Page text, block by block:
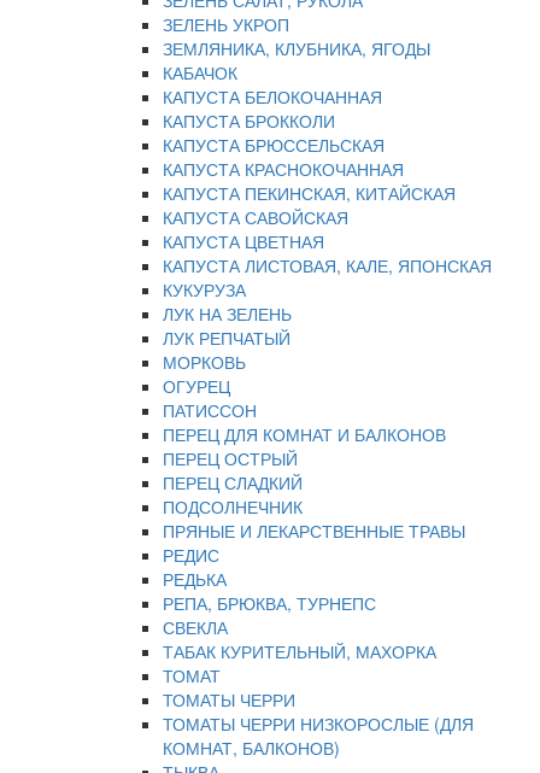
ЗЕЛЕНЬ УКРОП
ЗЕМЛЯНИКА, КЛУБНИКА, ЯГОДЫ
КАБАЧОК
КАПУСТА БЕЛОКОЧАННАЯ
КАПУСТА БРОККОЛИ
КАПУСТА БРЮССЕЛЬСКАЯ
КАПУСТА КРАСНОКОЧАННАЯ
КАПУСТА ПЕКИНСКАЯ, КИТАЙСКАЯ
КАПУСТА САВОЙСКАЯ
КАПУСТА ЦВЕТНАЯ
КАПУСТА ЛИСТОВАЯ, КАЛЕ, ЯПОНСКАЯ
КУКУРУЗА
ЛУК НА ЗЕЛЕНЬ
ЛУК РЕПЧАТЫЙ
МОРКОВЬ
ОГУРЕЦ
ПАТИССОН
ПЕРЕЦ ДЛЯ КОМНАТ И БАЛКОНОВ
ПЕРЕЦ ОСТРЫЙ
ПЕРЕЦ СЛАДКИЙ
ПОДСОЛНЕЧНИК
ПРЯНЫЕ И ЛЕКАРСТВЕННЫЕ ТРАВЫ
РЕДИС
РЕДЬКА
РЕПА, БРЮКВА, ТУРНЕПС
СВЕКЛА
ТАБАК КУРИТЕЛЬНЫЙ, МАХОРКА
ТОМАТ
ТОМАТЫ ЧЕРРИ
ТОМАТЫ ЧЕРРИ НИЗКОРОСЛЫЕ (ДЛЯ
КОМНАТ, БАЛКОНОВ)